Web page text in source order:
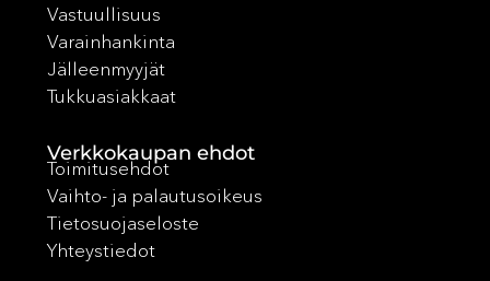
Vastuullisuus
Varainhankinta
Jälleenmyyjät
Tukkuasiakkaat
Verkkokaupan ehdot
Toimitusehdot
Vaihto- ja palautusoikeus
Tietosuojaseloste
Yhteystiedot